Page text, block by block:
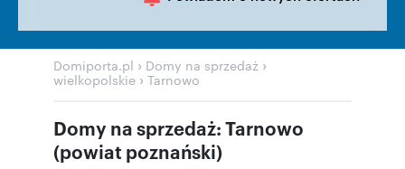
Domiporta.pl › Domy na sprzedaż ›
wielkopolskie › Tarnowo
Domy na sprzedaż: Tarnowo
(powiat poznański)